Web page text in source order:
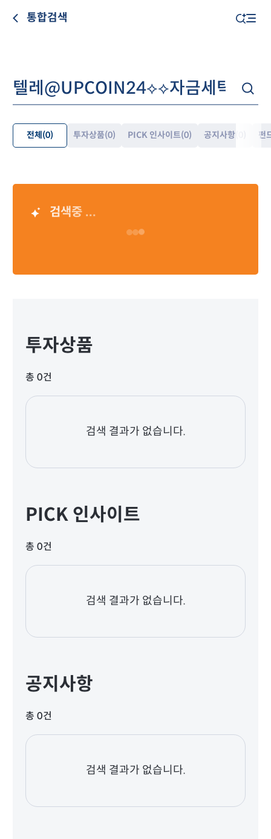
통합검색
전체 (0) 투자상품(0) PICK 인사이트(0) 공지사항 펀
검색중 ...
Loading…
투자상품
총 0건
검색 결과가 없습니다.
PICK 인사이트
총 0건
검색 결과가 없습니다.
공지사항
총 0건
검색 결과가 없습니다.